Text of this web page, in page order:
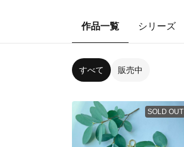
作品一覧 シリーズ
すべて 販売中
SOLD OUT